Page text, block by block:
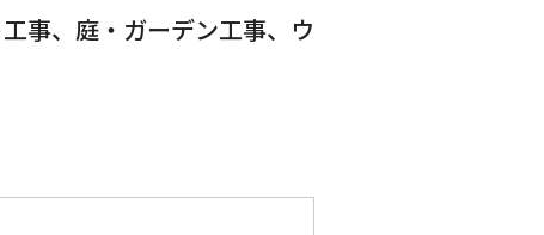
事、庭・ガーデン工事、ウ